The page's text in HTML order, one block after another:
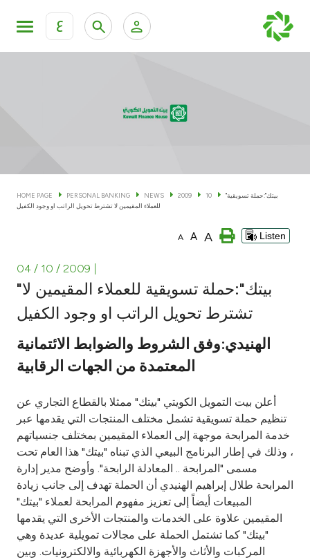
ع
KFH Online Corporate Banking Services
Cards
Banking Tiers
Investment
Tools & Services
After Sales Services
Contact us
Branch & ATM locator
Germany
HOME PAGE PERSONAL BANKING NEWS 2009 10
"بيتك":حملة تسويقية
للعملاء المقيمين لا تشترط تحويل الراتب او وجود الكفيل
A A A Listen
04 / 10 / 2009
"بيتك":حملة تسويقية للعملاء المقيمين لا
تشترط تحويل الراتب او وجود الكفيل
الهنيدي:وفق الشروط والضوابط الائتمانية
المعتمدة من الجهات الرقابية
أعلن بيت التمويل الكويتي "بيتك" ممثلا بالقطاع التجاري عن
تنظيم حملة تسويقية تشمل مختلف المنتجات التي يقدمها عبر
خدمة المرابحة موجهة إلى العملاء المقيمين بمختلف جنسياتهم
، وذلك في إطار البرنامج البيعي الذي تبناه "بيتك" هذا العام تحت
مسمى "المرابحة .. المعادلة الرابحة". وأوضح مدير إدارة
المرابحة طلال إبراهيم الهنيدي أن الحملة تهدف إلى جانب زيادة
المبيعات أيضاً إلى تعزيز مفهوم المرابحة لعملاء "بيتك"
المقيمين علاوة على الخدمات والمنتجات الأخرى التي يقدمها
"بيتك" كما تشتمل الحملة على مجالات تمويلية عديدة وهي
المركبات والأثاث والأجهزة الكهربائية والالكترونيات. وبين